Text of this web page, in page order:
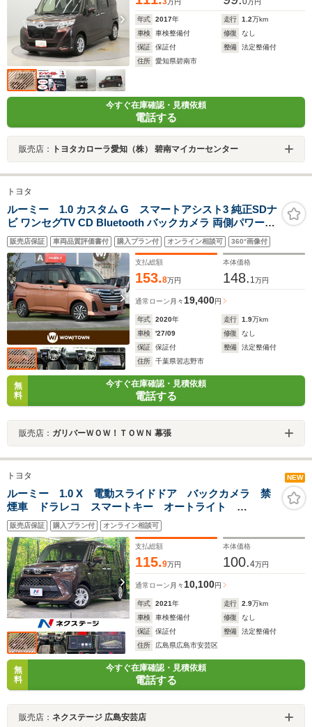
万円 万円
年式 2017年 走行 1.2万km
車検
車検整備付 修復
なし
保証
保証付 整備
法定整備付
住所
愛知県碧南市
今すぐ在庫確認・見積依頼
電話する
販売店： トヨタカローラ愛知（株） 碧南マイカーセンター
トヨタ
ルーミー 1.0 カスタム G スマートアシスト3 純正SDナ
ビ ワンセグTV CD Bluetooth バックカメラ 両側パワース
ライドドア ドライブレコーダー 革巻きステアリング ステ
アリングスイッチ ETC LEDヘッドライト フォグライト
ウインカーミラー
販売店保証 車両品質評価書付 購入プラン付 オンライン相談可 360°画像付
支払総額
153.8万円
本体価格
148. 1万円
通常ローン 月々 19,400円
年式 2020年 走行 1.9万km
車検
'27/09 修復
なし
保証
保証付 整備
法定整備付
住所
千葉県習志野市
無
料
今すぐ在庫確認・見積依頼
電話する
販売店： ガリバーＷＯＷ！ＴＯＷＮ 幕張
トヨタ NEW
ルーミー 1.0 X 電動スライドドア バックカメラ 禁
煙車 ドラレコ スマートキー オートライト
Bluetooth フルセグ
販売店保証 購入プラン付 オンライン相談可
支払総額
115.9万円
本体価格
100.4万円
通常ローン 月々 10,100円
年式 2021年 走行 2.9万km
車検
車検整備付 修復
なし
保証
保証付 整備
法定整備付
住所
広島県広島市安芸区
無
料
今すぐ在庫確認・見積依頼
電話する
販売店： ネクステージ 広島安芸店